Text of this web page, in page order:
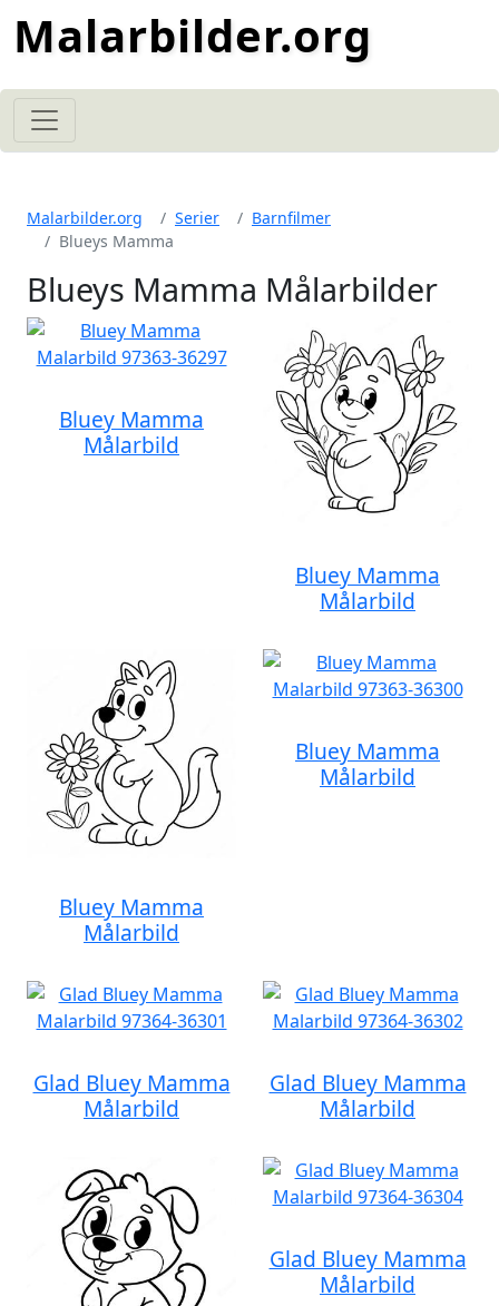
Malarbilder.org
Malarbilder.org Serier
Barnfilmer
Blueys Mamma
Blueys Mamma Målarbilder
Bluey Mamma
Målarbild
Bluey Mamma
Målarbild
Bluey Mamma
Målarbild
Bluey Mamma
Målarbild
Glad Bluey Mamma
Målarbild
Glad Bluey Mamma
Målarbild
Glad Bluey Mamma
Målarbild